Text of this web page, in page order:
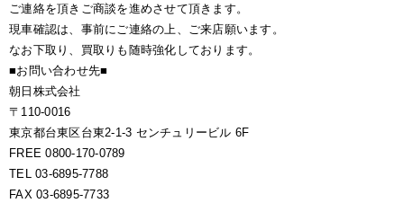
ご連絡を頂きご商談を進めさせて頂きます。
現車確認は、事前にご連絡の上、ご来店願います。
なお下取り、買取りも随時強化しております。
■お問い合わせ先■
朝日株式会社
〒110-0016
東京都台東区台東2-1-3 センチュリービル 6F
FREE 0800-170-0789
TEL 03-6895-7788
FAX 03-6895-7733